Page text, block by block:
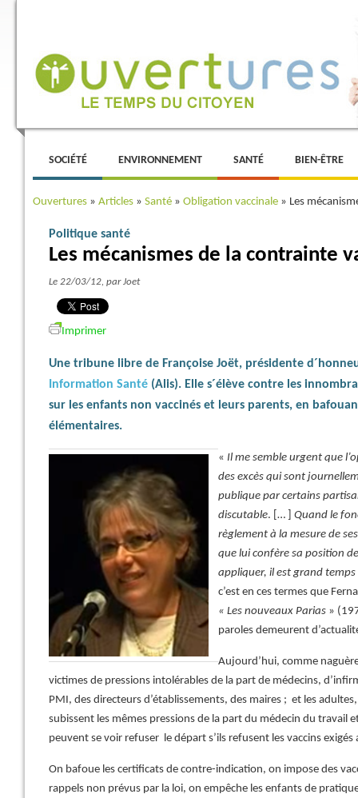
Menu principal
ALLER AU CONTENU PRINCIPAL
ALLER AU CONTENU SECONDAIRE
SOCIÉTÉ ENVIRONNEMENT SANTÉ BIEN-ÊTRE
Ouvertures » Articles » Santé » Obligation vaccinale » Les
Politique santé
Les mécanismes de la contrainte
Le 22/03/12, par Joet
Imprimer
Une tribune libre de Françoise Joët, présidente
Information Santé (Alis). Elle s´élève contre les
sur les enfants non vaccinés et leurs parents, en
élémentaires.
« Il me semble urgent que
des excès qui sont
publique par certains
discutable. [… ] Quand le
règlement à la mesure de
que lui confère sa position
appliquer, il est grand temps
c’est en ces termes que
« Les nouveaux Parias »
paroles demeurent
Aujourd’hui, comme
victimes de pressions intolérables de la part de médecins,
PMI, des directeurs d’établissements, des maires ; et les
subissent les mêmes pressions de la part du médecin du travail
peuvent se voir refuser le départ s’ils refusent les vaccins
On bafoue les certificats de contre-indication, on impose des
rappels non prévus par la loi, on empêche les enfants de